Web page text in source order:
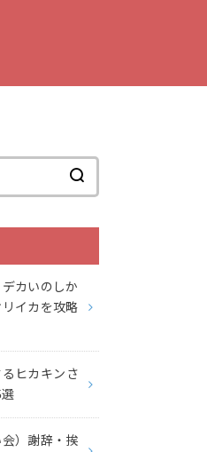
カいのしか
イカを攻略
るヒカキンさ
）謝辞・挨